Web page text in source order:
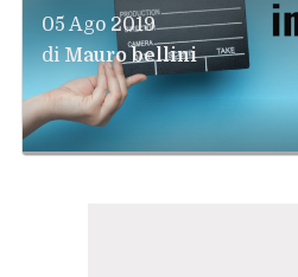
05 Ago 2019
di Mauro bellini